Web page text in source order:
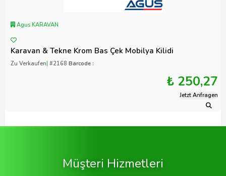
Agus KARAVAN
Karavan & Tekne Krom Bas Çek Mobilya Kilidi
Zu Verkaufen| #2168 Barcode :
₺ 250,27
Jetzt Anfragen
Müşteri Hizmetleri